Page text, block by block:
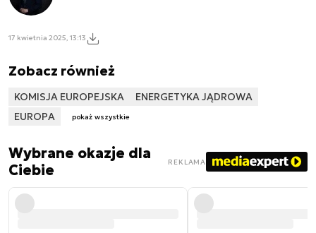
17 kwietnia 2025, 13:13
Zobacz również
KOMISJA EUROPEJSKA
ENERGETYKA JĄDROWA
EUROPA
pokaż wszystkie
Wybrane okazje dla
Ciebie
REKLAMA